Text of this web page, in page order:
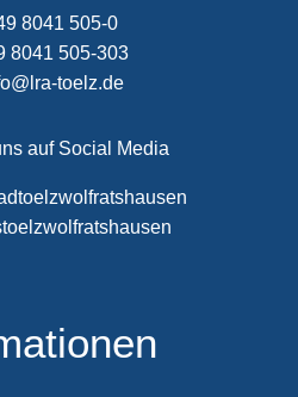
8041 505-0
8041 505-303
toelz.de
auf Social Media